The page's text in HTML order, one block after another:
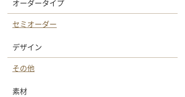
オーダータイプ
セミオーダー
デザイン
その他
素材